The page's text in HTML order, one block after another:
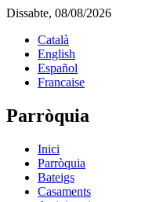
Dissabte, 08/08/2026
Català
English
Español
Francaise
Parròquia
Inici
Parròquia
Bateigs
Casaments